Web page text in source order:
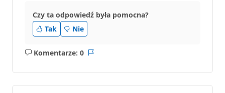
Czy ta odpowiedź była pomocna?
Tak
Nie
Komentarze: 0
Brak